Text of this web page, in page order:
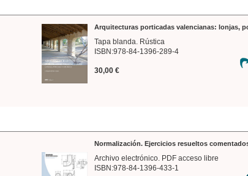
Arquitecturas porticadas valencianas: lonjas,
Tapa blanda. Rústica
ISBN:978-84-1396-289-4
30,00 €
Normalización. Ejercicios resueltos
Archivo electrónico. PDF acceso libre
ISBN:978-84-1396-433-1